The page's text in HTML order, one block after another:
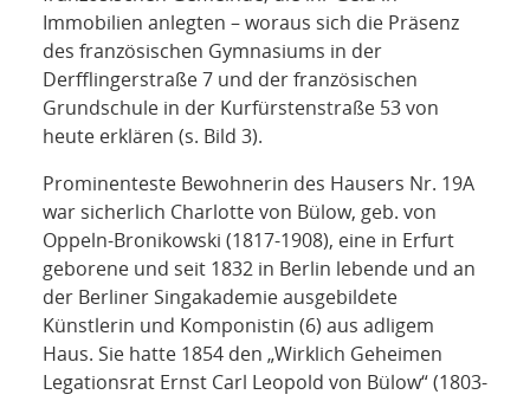
Immobilien anlegten – woraus sich die Präsenz
des französischen Gymnasiums in der
Derfflingerstraße 7 und der französischen
Grundschule in der Kurfürstenstraße 53 von
heute erklären (s. Bild 3).
Prominenteste Bewohnerin des Hausers Nr. 19A
war sicherlich Charlotte von Bülow, geb. von
Oppeln-Bronikowski (1817-1908), eine in Erfurt
geborene und seit 1832 in Berlin lebende und an
der Berliner Singakademie ausgebildete
Künstlerin und Komponistin (6) aus adligem
Haus. Sie hatte 1854 den „Wirklich Geheimen
Legationsrat Ernst Carl Leopold von Bülow“ (1803-